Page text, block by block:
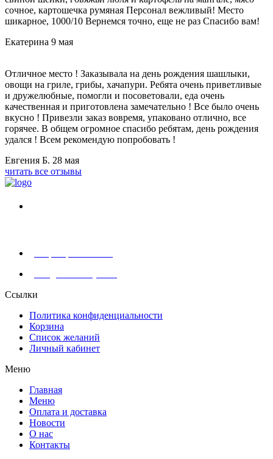
сочное, картошечка румяная Персонал вежливый! Место
шикарное, 1000/10 Вернемся точно, еще не раз Спасибо вам!
Екатерина 9 мая
Отличное место ! Заказывала на день рождения шашлыки,
овощи на гриле, грибы, хачапури. Ребята очень приветливые
и дружелюбные, помогли и посоветовали, еда очень
качественная и приготовлена замечательно ! Все было очень
вкусно ! Привезли заказ вовремя, упаковано отлично, все
горячее. В общем огромное спасибо ребятам, день рождения
удался ! Всем рекомендую попробовать !
Евгения Б. 28 мая
читать все отзывы
Ссылки
Политика конфиденциальности
Корзина
Список желаний
Личный кабинет
Меню
Главная
Меню
Оплата и доставка
Новости
О нас
Контакты